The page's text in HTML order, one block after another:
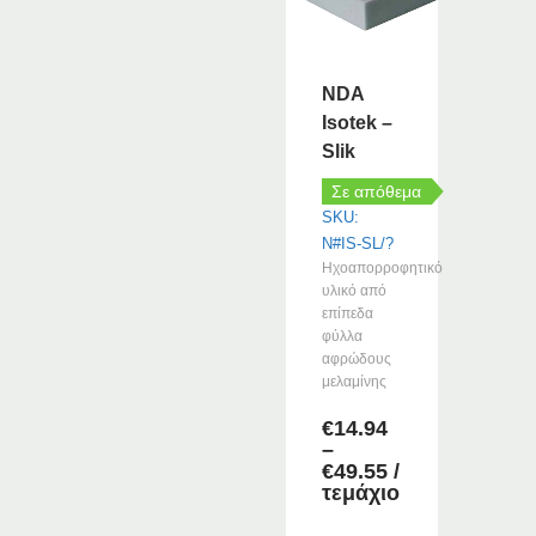
NDA
Isotek –
Slik
Σε απόθεμα
SKU:
N#IS-SL/?
Ηχοαπορροφητικό
υλικό από
επίπεδα
φύλλα
αφρώδους
μελαμίνης
€14.94
–
€49.55Price
range:
/
τεμάχιο